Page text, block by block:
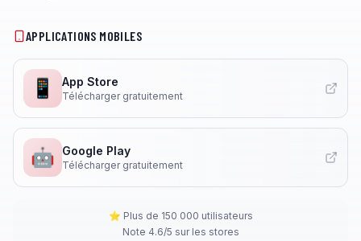
APPLICATIONS MOBILES
📱 App Store
Télécharger gratuitement
🤖 Google Play
Télécharger gratuitement
⭐ Plus de 150 000 utilisateurs
Note 4.6/5 sur les stores